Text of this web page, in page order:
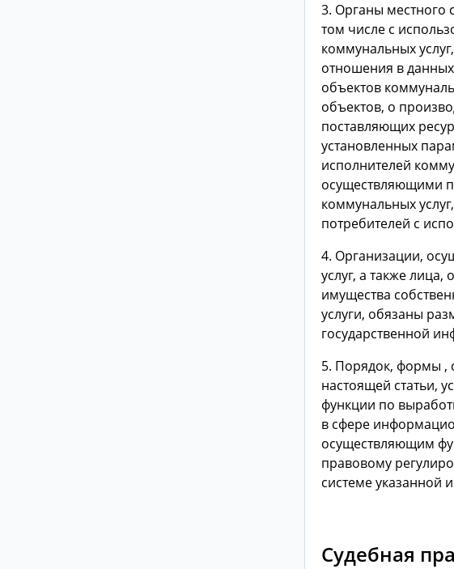
3. Органы местного
том числе с
коммунальных
отношения в
объектов
объектов, о
поставляющих
установленных
исполнителей
осуществляющими
коммунальных
потребителей с
4. Организации,
услуг, а также
имущества
услуги, обязаны
государственной
5. Порядок, формы ,
настоящей статьи,
функции по
в сфере
осуществляющим
правовому
системе указанной
Судебная